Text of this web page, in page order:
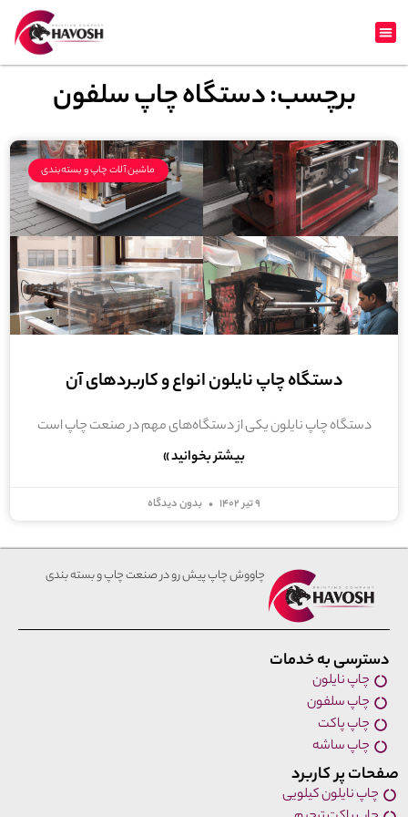
برچسب: دستگاه چاپ سلفون
ماشین آلات چاپ و بسته‌بندی
دستگاه چاپ نایلون انواع و کاربردهای آن‌
دستگاه چاپ نایلون یکی از دستگاه‌های مهم در صنعت چاپ است
بیشتر بخوانید »
۹ تیر ۱۴۰۲ بدون دیدگاه
چاووش چاپ پیش رو در صنعت چاپ و بسته بندی
دسترسی به خدمات
چاپ نایلون
چاپ سلفون
چاپ پاکت
چاپ ساشه
صفحات پر کاربرد
چاپ نایلون کیلویی